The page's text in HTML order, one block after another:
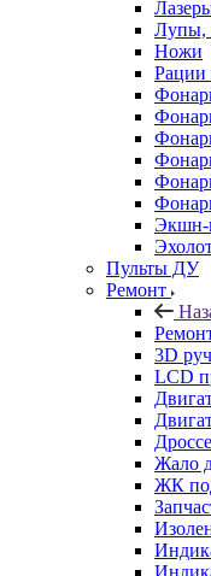
Лупы,
Ножи
Рации
Экшн-
Пульты ДУ
Ремонт
3D
LCD
Жало
ЖК